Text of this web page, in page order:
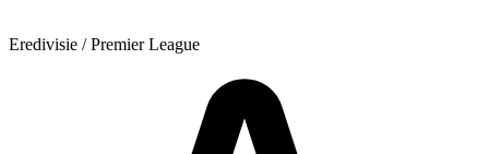
Eredivisie / Premier League